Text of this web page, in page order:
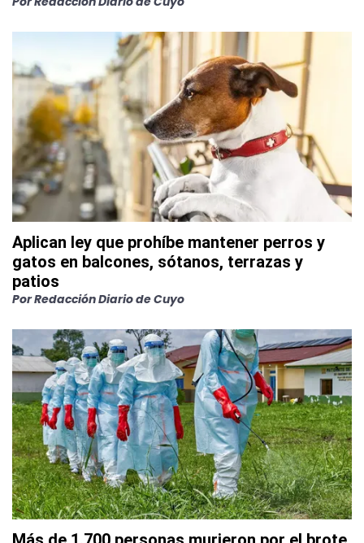
Aplican ley que prohíbe mantener perros y
gatos en balcones, sótanos, terrazas y
patios
PorRedacción Diario de Cuyo